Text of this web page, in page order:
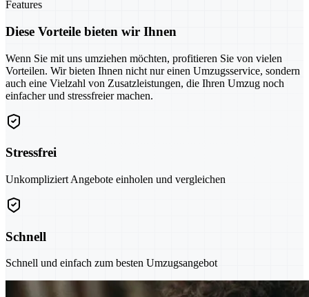
Features
Diese Vorteile bieten wir Ihnen
Wenn Sie mit uns umziehen möchten, profitieren Sie von vielen
Vorteilen. Wir bieten Ihnen nicht nur einen Umzugsservice, sondern
auch eine Vielzahl von Zusatzleistungen, die Ihren Umzug noch
einfacher und stressfreier machen.
Stressfrei
Unkompliziert Angebote einholen und vergleichen
Schnell
Schnell und einfach zum besten Umzugsangebot